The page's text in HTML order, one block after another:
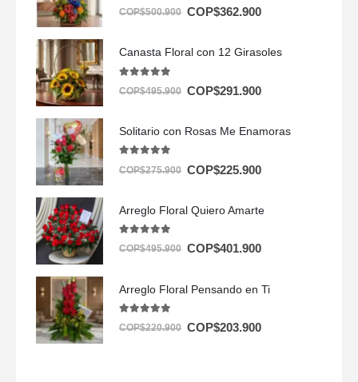
out of 5
COP$500.900 COP$362.900
Canasta Floral con 12 Girasoles
COP$495.900 COP$291.900
Solitario con Rosas Me Enamoras
COP$275.900 COP$225.900
Arreglo Floral Quiero Amarte
out of 5
COP$495.900 COP$401.900
Arreglo Floral Pensando en Ti
out of 5
COP$220.900 COP$203.900